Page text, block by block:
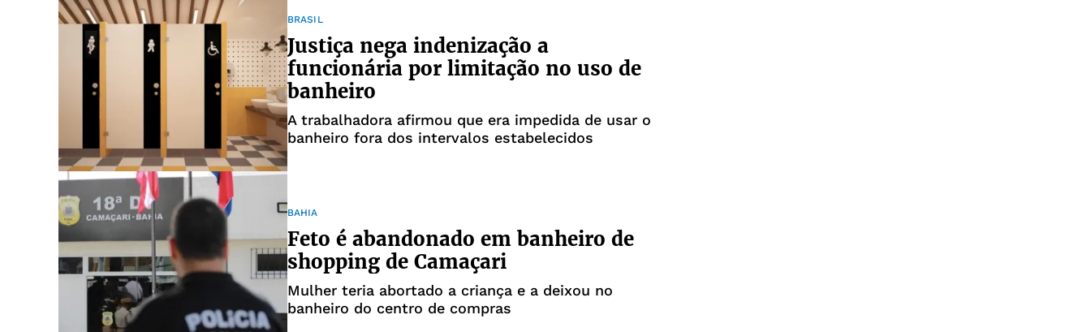
BRASIL
Justiça nega indenização a
funcionária por limitação no uso de
banheiro
A trabalhadora afirmou que era impedida de usar o
banheiro fora dos intervalos estabelecidos
BAHIA
Feto é abandonado em banheiro de
shopping de Camaçari
Mulher teria abortado a criança e a deixou no
banheiro do centro de compras